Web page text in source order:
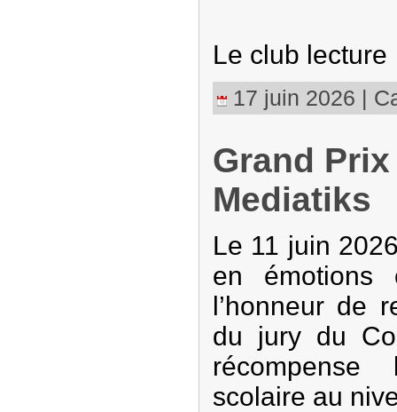
Le club lecture
17 juin 2026 |
Grand
Mediatiks
Le 11 juin
en émotions
l’honneur de
du jury du
scolaire au